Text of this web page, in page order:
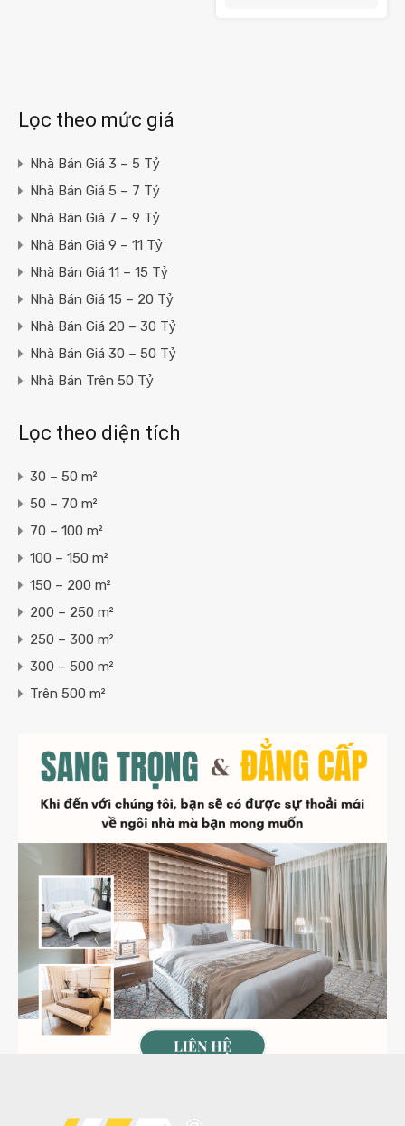
Lọc theo mức giá
Nhà Bán Giá 3 – 5 Tỷ
Nhà Bán Giá 5 – 7 Tỷ
Nhà Bán Giá 7 – 9 Tỷ
Nhà Bán Giá 9 – 11 Tỷ
Nhà Bán Giá 11 – 15 Tỷ
Nhà Bán Giá 15 – 20 Tỷ
Nhà Bán Giá 20 – 30 Tỷ
Nhà Bán Giá 30 – 50 Tỷ
Nhà Bán Trên 50 Tỷ
Lọc theo diện tích
30 – 50 m²
50 – 70 m²
70 – 100 m²
100 – 150 m²
150 – 200 m²
200 – 250 m²
250 – 300 m²
300 – 500 m²
Trên 500 m²